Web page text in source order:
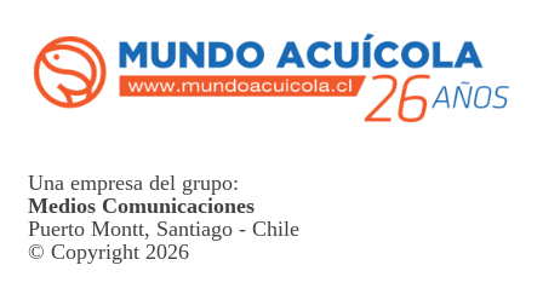
Una empresa del grupo:
Medios Comunicaciones
Puerto Montt, Santiago - Chile
© Copyright 2026